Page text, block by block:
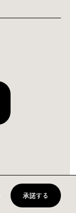
お問い合わせ
承諾する